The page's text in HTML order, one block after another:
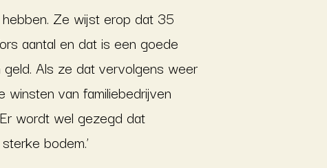
Ze wijst erop dat 35
aantal en dat is een goede
Als ze dat vervolgens weer
van familiebedrijven
wordt wel gezegd dat
bodem.’